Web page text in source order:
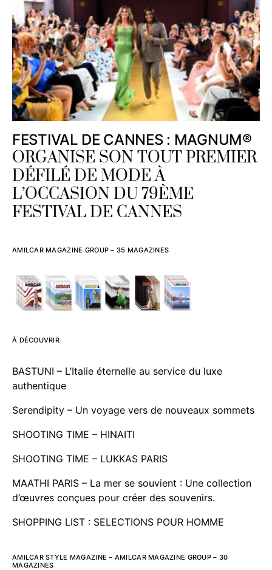
FESTIVAL DE CANNES : MAGNUM®
ORGANISE SON TOUT PREMIER
DÉFILÉ DE MODE À
L’OCCASION DU 79ÈME
FESTIVAL DE CANNES
AMILCAR MAGAZINE GROUP – 35 MAGAZINES
À DÉCOUVRIR
BASTUNI – L’Italie éternelle au service du luxe
authentique
Serendipity – Un voyage vers de nouveaux sommets
SHOOTING TIME – HINAITI
SHOOTING TIME – LUKKAS PARIS
MAATHI PARIS – La mer se souvient : Une collection
d’œuvres conçues pour créer des souvenirs.
SHOPPING LIST : SELECTIONS POUR HOMME
AMILCAR STYLE MAGAZINE – AMILCAR MAGAZINE GROUP – 30
MAGAZINES